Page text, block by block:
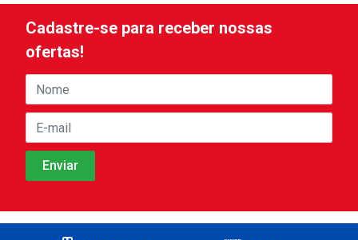
Cadastre-se para receber nossas
ofertas!